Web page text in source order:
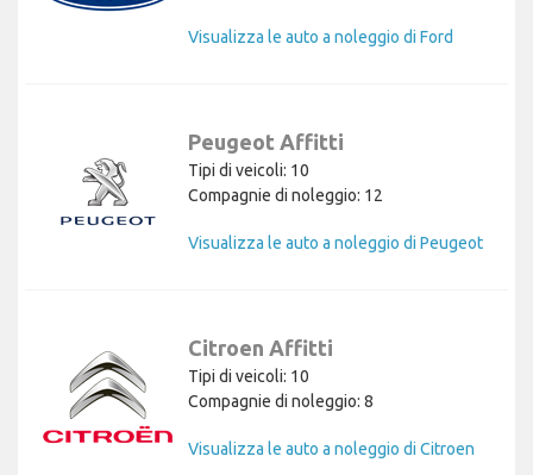
Visualizza le auto a noleggio di Ford
Peugeot Affitti
Tipi di veicoli: 10
Compagnie di noleggio: 12
Visualizza le auto a noleggio di Peugeot
Citroen Affitti
Tipi di veicoli: 10
Compagnie di noleggio: 8
Visualizza le auto a noleggio di Citroen